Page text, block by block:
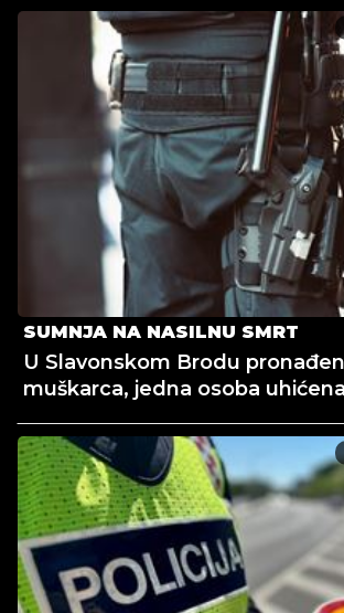
SUMNJA NA NASILNU SMRT
U Slavonskom Brodu
muškarca, jedna osoba uhićena